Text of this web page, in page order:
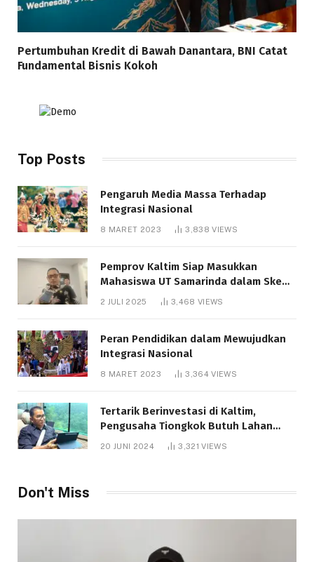
Pertumbuhan Kredit di Bawah Danantara, BNI Catat
Fundamental Bisnis Kokoh
Top Posts
Pengaruh Media Massa Terhadap
Integrasi Nasional
8 MARET 2023 3,838VIEWS
Pemprov Kaltim Siap Masukkan
Mahasiswa UT Samarinda dalam Skema
Bantuan Pendidikan Gratispol
2 JULI 2025 3,468 VIEWS
Peran Pendidikan dalam Mewujudkan
Integrasi Nasional
8 MARET 2023 3,364VIEWS
Tertarik Berinvestasi di Kaltim,
Pengusaha Tiongkok Butuh Lahan
1.000 Hektare
20 JUNI 2024 3,321VIEWS
Don't Miss